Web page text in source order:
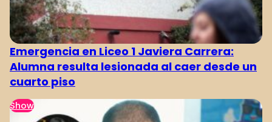
Emergencia en Liceo 1 Javiera Carrera:
Alumna resulta lesionada al caer desde un
cuarto piso
Show